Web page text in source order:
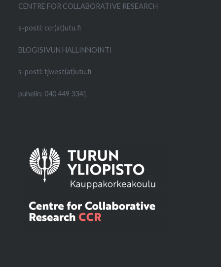
CENTRE FOR COLLABORATIVE RESEARCH
s-posti: ccr(at)utu.fi
BLOGISIVUN HALLINNOINTI
s-posti: tjwest(at)utu.fi
puhelin: 040 449 3341